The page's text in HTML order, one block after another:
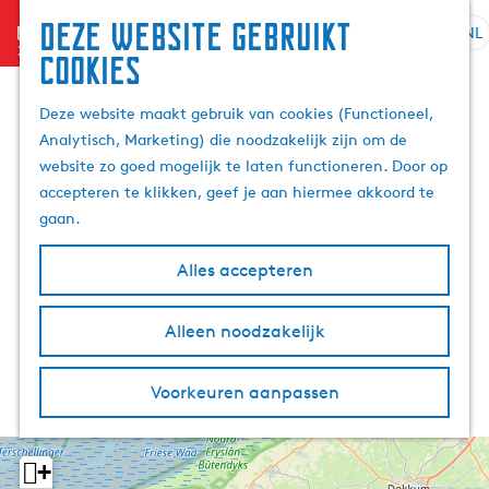
Deze website gebruikt
cookies
Deze website maakt gebruik van cookies (Functioneel,
Analytisch, Marketing) die noodzakelijk zijn om de
website zo goed mogelijk te laten functioneren. Door op
accepteren te klikken, geef je aan hiermee akkoord te
gaan.
Alles accepteren
Alleen noodzakelijk
Voorkeuren aanpassen
menu
G
a
n
a
a
r
e
o
e
e
e
S
i
d
NL
+